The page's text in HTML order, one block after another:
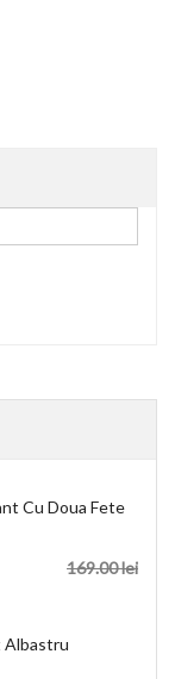
Cu Doua Fete
169.00lei
Albastru